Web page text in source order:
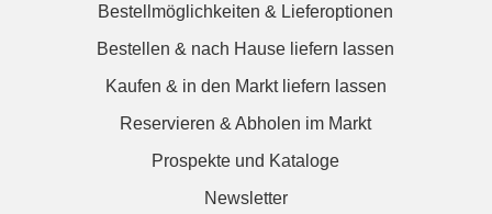
Bestellmöglichkeiten & Lieferoptionen
Bestellen & nach Hause liefern lassen
Kaufen & in den Markt liefern lassen
Reservieren & Abholen im Markt
Prospekte und Kataloge
Newsletter